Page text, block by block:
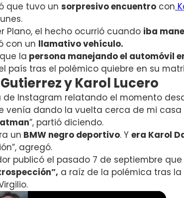
que tuvo un sorpresivo encuentro con
Plano, el hecho ocurrió cuando iba
con un llamativo vehículo.
la persona manejando el automóvil
país tras el polémico quiebre en su
y Karol Lucero
Instagram relatando el momento
venía dando la vuelta cerca de mi casa
”, partió diciendo.
un BMW negro deportivo. Y era Karol
agregó.
publicó el pasado 7 de septiembre
a raíz de la polémica tras la